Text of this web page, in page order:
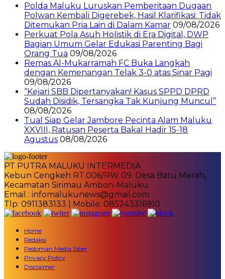
Polda Maluku Luruskan Pemberitaan Dugaan
Polwan Kembali Digerebek, Hasil Klarifikasi: Tidak
Ditemukan Pria Lain di Dalam Kamar 09/08/2026
Perkuat Pola Asuh Holistik di Era Digital, DWP
Bagian Umum Gelar Edukasi Parenting Bagi
Orang Tua 09/08/2026
Remas Al-Mukarramah FC Buka Langkah
dengan Kemenangan Telak 3-0 atas Sinar Pagi
09/08/2026
“Kejari SBB Dipertanyakan! Kasus SPPD DPRD
Sudah Disidik, Tersangka Tak Kunjung Muncul”
08/08/2026
Tual Siap Gelar Jambore Pecinta Alam Maluku
XXVIII, Ratusan Peserta Bakal Hadir 15-18
Agustus 08/08/2026
PT PUTRA MALUKU INTERMEDIA
Kebun Cengkeh RT.006/RW 09. Desa Batu Merah,
Kecamatan Sirimau Ambon-Maluku.
Email : infomalukunews@gmail.com
Tlp: 0911383133 | Mobile: 085243316910
Home
Redaksi
Pedoman Media Siber
Privacy Policy
Disclaimer